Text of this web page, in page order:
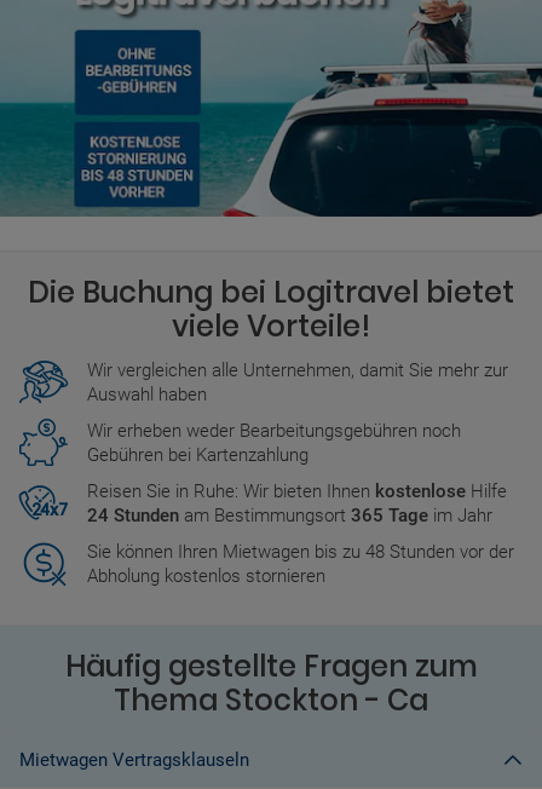
Die Buchung bei Logitravel bietet
viele Vorteile!
Wir vergleichen alle Unternehmen, damit Sie mehr zur
Auswahl haben
Wir erheben weder Bearbeitungsgebühren noch
Gebühren bei Kartenzahlung
Reisen Sie in Ruhe: Wir bieten Ihnen kostenlose Hilfe
24 Stunden am Bestimmungsort 365 Tage im Jahr
Sie können Ihren Mietwagen bis zu 48 Stunden vor der
Abholung kostenlos stornieren
Häufig gestellte Fragen zum
Thema Stockton - Ca
Mietwagen Vertragsklauseln